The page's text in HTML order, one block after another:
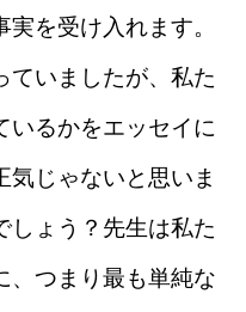
を受け入れます。
ていましたが、私た
いるかをエッセイに
じゃないと思いま
しょう？先生は私た
、つまり最も単純な